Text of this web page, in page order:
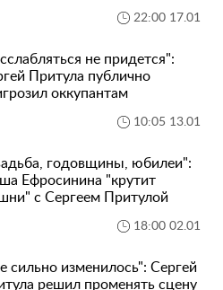
22:00 17.01
не придется":
Притула публично
оккупантам
10:05 13.01
годовщины, юбилеи":
Ефросинина "крутит
с Сергеем Притулой
18:00 02.01
сильно изменилось": Сергей
решил променять сцену